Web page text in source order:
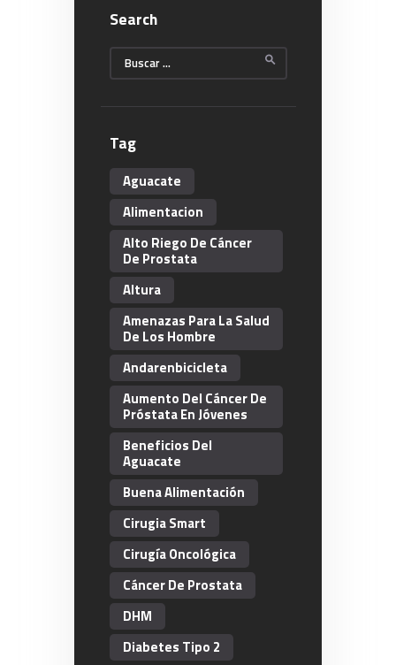
Search
Buscar:
Tag
Aguacate
Alimentacion
Alto Riego De Cáncer
De Prostata
Altura
Amenazas Para La Salud
De Los Hombre
Andarenbicicleta
Aumento Del Cáncer De
Próstata En Jóvenes
Beneficios Del
Aguacate
Buena Alimentación
Cirugia Smart
Cirugía Oncológica
Cáncer De Prostata
DHM
Diabetes Tipo 2